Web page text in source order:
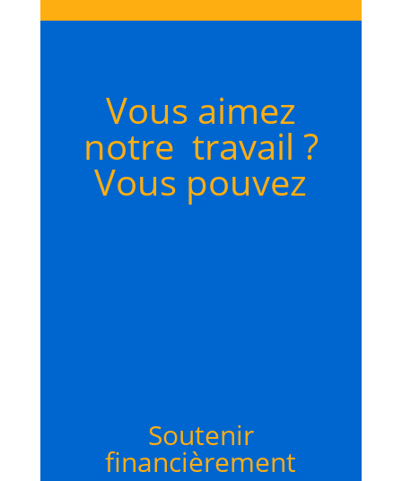
Vous aimez
notre travail ?
Vous pouvez
Soutenir
financièrement